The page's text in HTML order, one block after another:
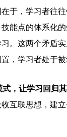
于，学习者往
能点的体系化
习。这两个矛盾
，学习者处于
，让学习回归
互联思想，建